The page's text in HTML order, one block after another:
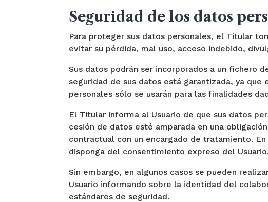
Seguridad de los datos
Para proteger sus datos personales, el Titular
evitar su pérdida, mal uso, acceso indebido,
Sus datos podrán ser incorporados a un fichero
seguridad de sus datos está garantizada, ya
personales sólo se usarán para las finalidades
El Titular informa al Usuario de que sus datos
cesión de datos esté amparada en una
contractual con un encargado de tratamiento.
disponga del consentimiento expreso del Usuario.
Sin embargo, en algunos casos se pueden
Usuario informando sobre la identidad del
estándares de seguridad.